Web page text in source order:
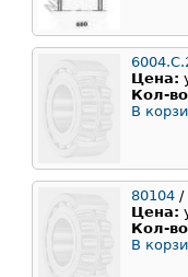
Цена:
Кол-
В
80104 /
Цена:
Кол-
В